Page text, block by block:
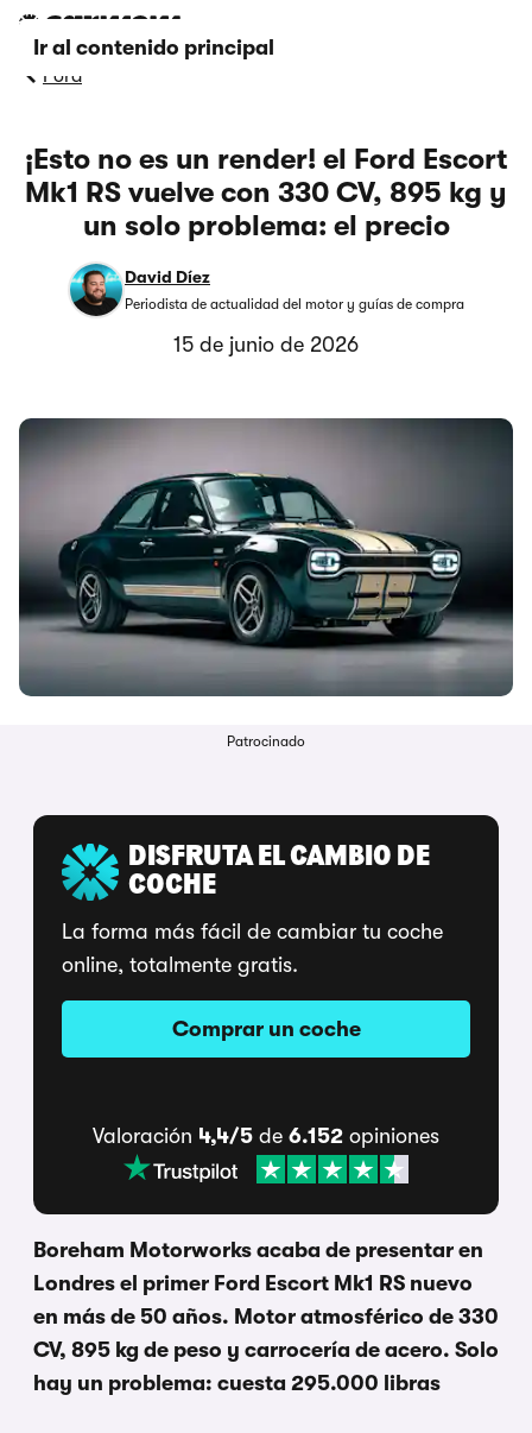
Ir al contenido principal
Ford
¡Esto no es un render! el Ford Escort
Mk1 RS vuelve con 330 CV, 895 kg y
un solo problema: el precio
David Díez
Periodista de actualidad del motor y guías de compra
15 de junio de 2026
Patrocinado
DISFRUTA EL CAMBIO DE
COCHE
La forma más fácil de cambiar tu coche
online, totalmente gratis.
Comprar un coche
Valoración 4,4/5 de 6.152 opiniones
Boreham Motorworks acaba de presentar en
Londres el primer Ford Escort Mk1 RS nuevo
en más de 50 años. Motor atmosférico de 330
CV, 895 kg de peso y carrocería de acero. Solo
hay un problema: cuesta 295.000 libras